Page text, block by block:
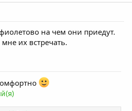
на чем они приедут.
их встречать.